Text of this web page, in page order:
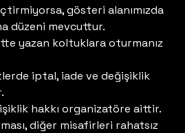
gösteri alanımızda
düzeni mevcuttur.
yazan koltuklara oturmanız
iptal, iade ve değişiklik
hakkı organizatöre aittir.
diğer misafirleri rahatsız